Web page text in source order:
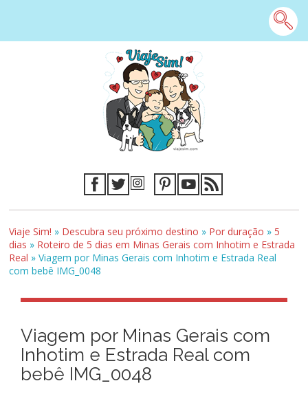
Viaje Sim! » Descubra seu próximo destino » Por duração »5
dias » Roteiro de 5 dias em Minas Gerais com Inhotim e Estrada
Real »Viagem por Minas Gerais com Inhotim e Estrada Real
com bebê IMG_0048
Viagem por Minas Gerais com
Inhotim e Estrada Real com
bebê IMG_0048